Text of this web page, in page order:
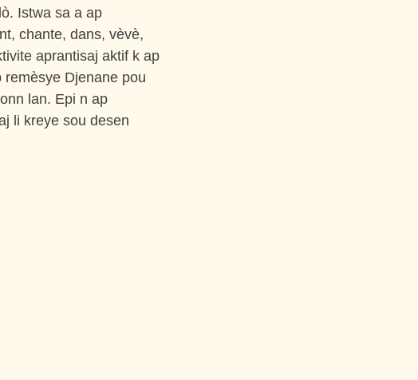
Istwa sa a ap
chante, dans, vèvè,
aprantisaj aktif k ap
remèsye Djenane pou
lan. Epi n ap
li kreye sou desen